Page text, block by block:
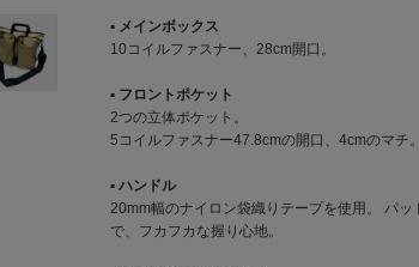
▪︎ メインボックス
10コイルファスナー、28cm開口。
▪︎ フロントポケット
2つの立体ポケット。
5コイルファスナー47.8cmの開口、4cmのマチ。
▪︎ ハンドル
20mm幅のナイロン袋織りテープを使用。 パッ
で、フカフカな握り心地。